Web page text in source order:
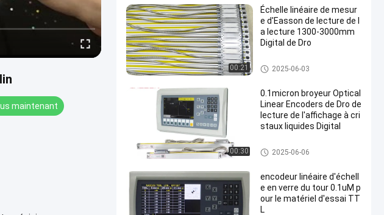
maintenant
00:21
Échelle linéaire de mesur
e d'Easson de lecture de l
a lecture 1300-3000mm
Digital de Dro
Encodeurs linéaires optiques
2025-06-03
00:30
0.1micron broyeur Optical
Linear Encoders de Dro de
lecture de l'affichage à cri
staux liquides Digital
Encodeurs linéaires optiques
2025-06-06
encodeur linéaire d'échell
e en verre du tour 0.1uM p
our le matériel d'essai TT
L